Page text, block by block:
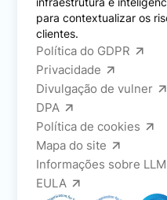
para contextualizar os
clientes.
Política do GDPR
Privacidade
Divulgação de vulner
DPA
Política de cookies
Mapa do site
Informações sobre LLM
EULA